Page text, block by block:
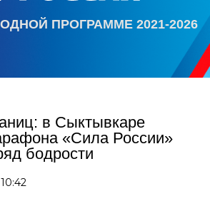
ПРОГРАММЕ 2021-2026
в Сыктывкаре
«Сила России»
бодрости
10:42